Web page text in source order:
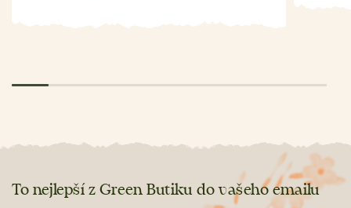
To nejlepší z Green Butiku do vašeho emailu